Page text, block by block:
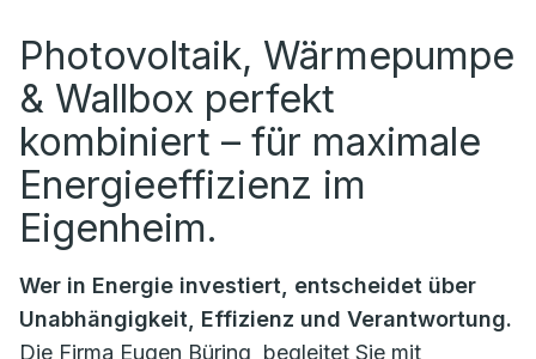
Photovoltaik, Wärmepumpe
& Wallbox perfekt
kombiniert – für maximale
Energieeffizienz im
Eigenheim.
Wer in Energie investiert, entscheidet über
Unabhängigkeit, Effizienz und Verantwortung.
Die Firma Eugen Büring begleitet Sie mit